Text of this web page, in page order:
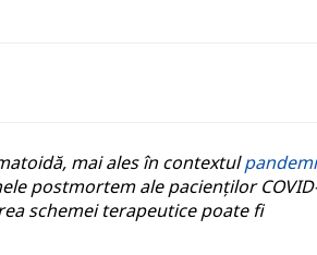
mai ales în contextul
postmortem ale pacienților
schemei terapeutice poate fi